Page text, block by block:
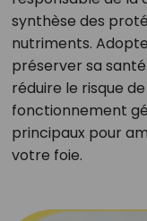
synthèse des
nutriments.
préserver sa
réduire le risque
fonctionnement
principaux pour
votre foie.